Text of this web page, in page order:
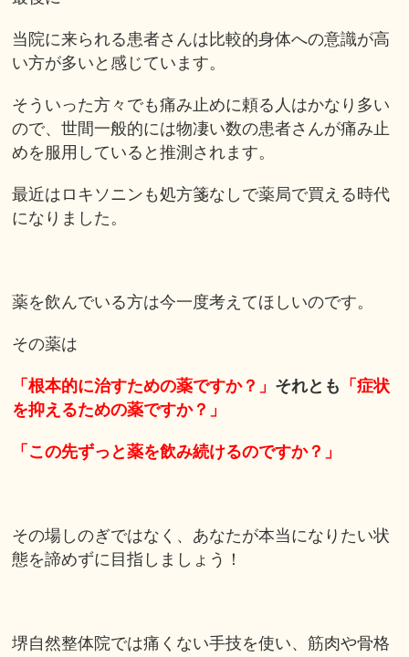
当院に来られる患者さんは比較的身体への意識が高
い方が多いと感じています。
そういった方々でも痛み止めに頼る人はかなり多い
ので、世間一般的には物凄い数の患者さんが痛み止
めを服用していると推測されます。
最近はロキソニンも処方箋なしで薬局で買える時代
になりました。
薬を飲んでいる方は今一度考えてほしいのです。
その薬は
「根本的に治すための薬ですか？」 それとも 「症状
を抑えるための薬ですか？」
「この先ずっと薬を飲み続けるのですか？」
その場しのぎではなく、あなたが本当になりたい状
態を諦めずに目指しましょう！
堺自然整体院では痛くない手技を使い、筋肉や骨格